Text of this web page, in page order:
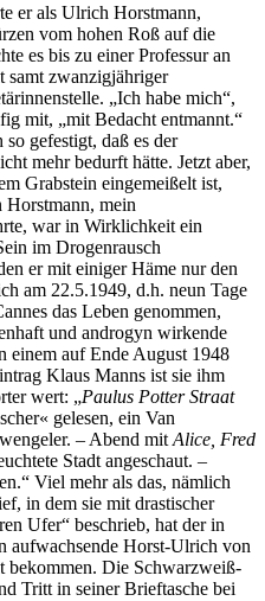
er als Ulrich Horstmann,
vom hohen Roß auf die
es bis zu einer Professur an
samt zwanzigjähriger
„Ich habe mich“,
mit, „mit Bedacht entmannt.“
gefestigt, daß es der
mehr bedurft hätte. Jetzt aber,
Grabstein eingemeißelt ist,
mein
war in Wirklichkeit ein
im Drogenrausch
er mit einiger Häme nur den
am 22.5.1949, d.h. neun Tage
das Leben genommen,
und androgyn wirkende
einem auf Ende August 1948
Klaus Manns ist sie ihm
wert: „Paulus Potter Straat
gelesen, ein Van
– Abend mit Alice, Fred
Stadt angeschaut. –
Viel mehr als das, nämlich
in dem sie mit drastischer
Ufer“ beschrieb, hat der in
aufwachsende Horst-Ulrich von
bekommen. Die Schwarzweiß-
Tritt in seiner Brieftasche bei